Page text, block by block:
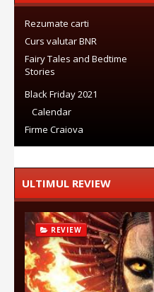
Rezumate carti
Curs valutar BNR
Fairy Tales and Bedtime
Stories
Black Friday 2021
Calendar
Firme Craiova
ULTIMUL REVIEW
REVIEW